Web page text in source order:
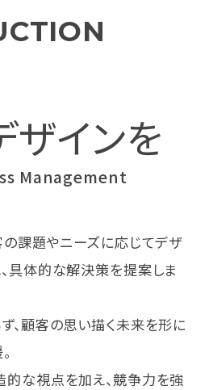
CTION
インを
Management
の課題やニーズに応じてデザ
具体的な解決策を提案しま
、顧客の思い描く未来を形に
な視点を加え、競争力を強